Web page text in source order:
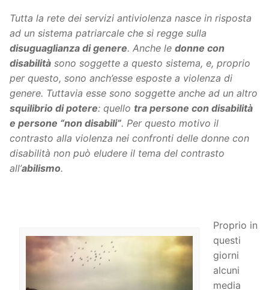
Tutta la rete dei servizi antiviolenza nasce in risposta
ad un sistema patriarcale che si regge sulla
disuguaglianza di genere. Anche le donne con
disabilità sono soggette a questo sistema, e, proprio
per questo, sono anch’esse esposte a violenza di
genere. Tuttavia esse sono soggette anche ad un altro
squilibrio di potere: quello tra persone con disabilità
e persone “non disabili”. Per questo motivo il
contrasto alla violenza nei confronti delle donne con
disabilità non può eludere il tema del contrasto
all’abilismo.
Proprio in
questi
giorni
alcuni
media